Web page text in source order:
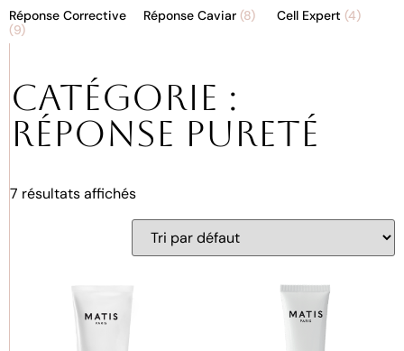
Réponse Corrective
(9)
Réponse Caviar (8) Cell Expert (4)
Catégorie :
Réponse Pureté
7 résultats affichés